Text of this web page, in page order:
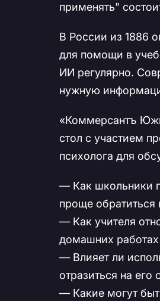
применять"
В России из 1886
для помощи в
ИИ регулярно.
нужную
«Коммерсантъ
стол с участием
психолога для
— Как школьники
проще обратиться
— Как учителя
домашних
— Влияет ли
отразиться на
— Какие могут